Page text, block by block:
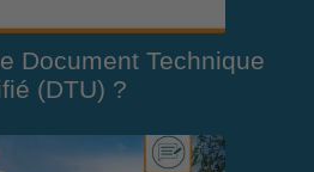
Document Technique
(DTU) ?